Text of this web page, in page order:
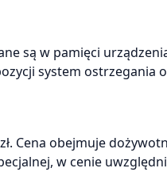
są w pamięci
system ostrzegania
Cena obejmuje
w cenie